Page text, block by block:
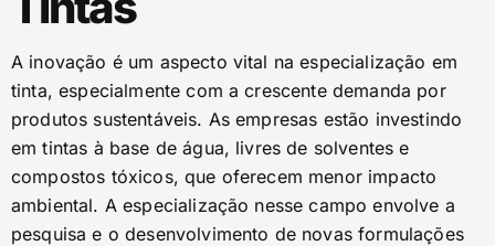
A inovação é um aspecto vital na especialização em
tinta, especialmente com a crescente demanda por
produtos sustentáveis. As empresas estão investindo
em tintas à base de água, livres de solventes e
compostos tóxicos, que oferecem menor impacto
ambiental. A especialização nesse campo envolve a
pesquisa e o desenvolvimento de novas formulações